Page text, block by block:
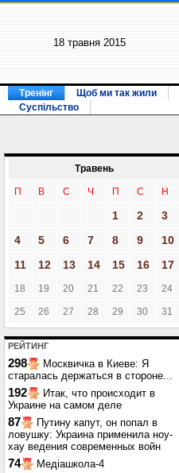
18 травня 2015
Тренінг Щоб ми так жили
Суспільство
Травень
П В С Ч П С Н
1 2
3
4
5 6 7 8 9
10
11
12 13 14 15 16 17
18 19 20 21 22 23 24
25 26 27 28 29 30 31
РЕЙТИНГ
298
Москвичка в Киеве: Я
старалась держаться в стороне...
192
Итак, что происходит в
Украине на самом деле
87
Путину капут, он попал в
ловушку: Украина применила ноу-
хау ведения современных войн
74 Медіашкола-4